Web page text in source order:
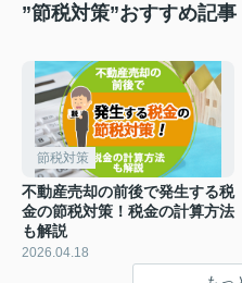
”節税対策”おすすめ記事
節税対策
不動産売却の前後で発生する税
金の節税対策！税金の計算方法
も解説
2026.04.18